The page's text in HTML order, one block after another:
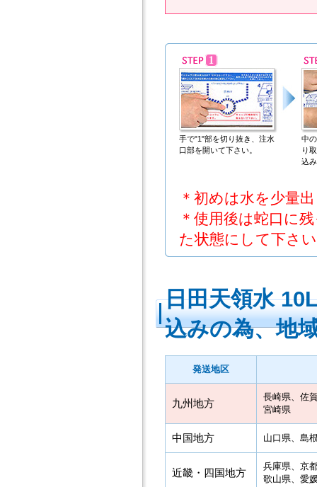
手で"1"部を切り抜き、注水
口部を開いて下さい。
中
り
込
＊初めは水を少量
＊使用後は蛇口に
た状態にして下さ
日田天領水
込みの為、地
発送地区
九州地方
長崎県、佐
宮崎県
中国地方 山口県、島
近畿・四国地方
兵庫県、京
歌山県、愛